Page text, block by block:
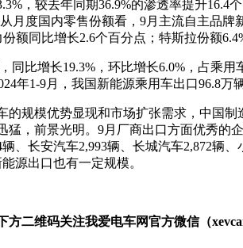
，较去年同期36.9%的渗透率提升
月度国内零售份额看，9月主流自主品
额同比增长2.6个百分点；特斯拉份额
同比增长19.3%，环比增长6.0%，占乘
年1-9月，我国新能源乘用车出口96.8万
的规模优势显现和市场扩张需求，中国
，前景光明。9月厂商出口方面优秀的
、长安汽车2,993辆、长城汽车2,872辆
源出口也有一定规模。
二维码关注我爱电车网官方微信（